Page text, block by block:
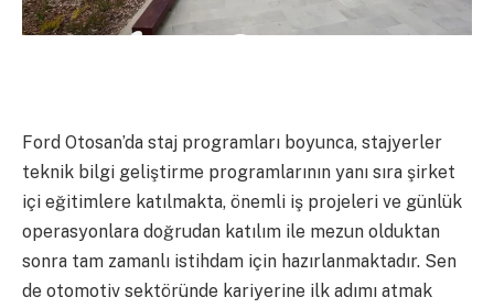
Ford Otosan’da staj programları boyunca, stajyerler
teknik bilgi geliştirme programlarının yanı sıra şirket
içi eğitimlere katılmakta, önemli iş projeleri ve günlük
operasyonlara doğrudan katılım ile mezun olduktan
sonra tam zamanlı istihdam için hazırlanmaktadır. Sen
de otomotiv sektöründe kariyerine ilk adımı atmak